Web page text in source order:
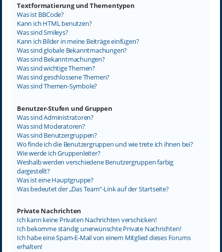
Textformatierung und Thementypen
Was ist BBCode?
Kann ich HTML benutzen?
Was sind Smileys?
Kann ich Bilder in meine Beiträge einfügen?
Was sind globale Bekanntmachungen?
Was sind Bekanntmachungen?
Was sind wichtige Themen?
Was sind geschlossene Themen?
Was sind Themen-Symbole?
Benutzer-Stufen und Gruppen
Was sind Administratoren?
Was sind Moderatoren?
Was sind Benutzergruppen?
Wo finde ich die Benutzergruppen und wie trete ich ihnen bei?
Wie werde ich Gruppenleiter?
Weshalb werden verschiedene Benutzergruppen farbig
dargestellt?
Was ist eine Hauptgruppe?
Was bedeutet der „Das Team“-Link auf der Startseite?
Private Nachrichten
Ich kann keine Privaten Nachrichten verschicken!
Ich bekomme ständig unerwünschte Private Nachrichten!
Ich habe eine Spam-E-Mail von einem Mitglied dieses Forums
erhalten!